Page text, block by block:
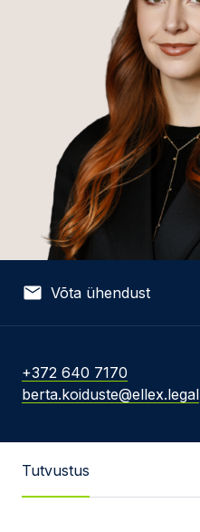
Võta ühendust
+372 640 7170
berta.koiduste@ellex.legal
Tutvustus